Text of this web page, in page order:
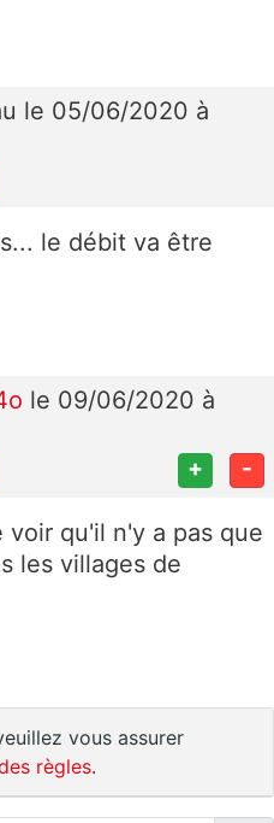
le 05/06/2020 à
le débit va être
le 09/06/2020 à
+ -
voir qu'il n'y a pas que
les villages de
vous assurer
règles.